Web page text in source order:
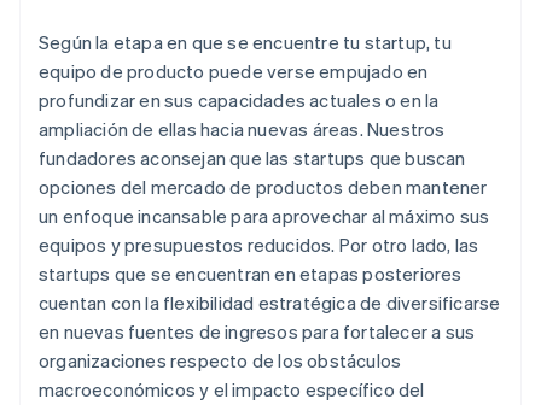
Según la etapa en que se encuentre tu startup, tu
equipo de producto puede verse empujado en
profundizar en sus capacidades actuales o en la
ampliación de ellas hacia nuevas áreas. Nuestros
fundadores aconsejan que las startups que buscan
opciones del mercado de productos deben mantener
un enfoque incansable para aprovechar al máximo sus
equipos y presupuestos reducidos. Por otro lado, las
startups que se encuentran en etapas posteriores
cuentan con la flexibilidad estratégica de diversificarse
en nuevas fuentes de ingresos para fortalecer a sus
organizaciones respecto de los obstáculos
macroeconómicos y el impacto específico del